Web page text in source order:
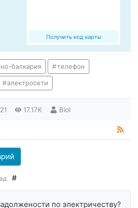
Получить код карты
балкария телефон
электросети
17.17K Biol
#
по электричеству?